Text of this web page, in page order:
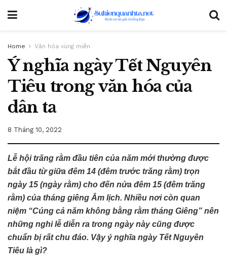
Home Văn hóa vùng miền
Ý nghĩa ngày Tết Nguyên
Tiêu trong văn hóa của
dân ta
8 Tháng 10, 2022
Lễ hội trăng rằm đầu tiên của năm mới thường được
bắt đầu từ giữa đêm 14 (đêm trước trăng rằm) trọn
ngày 15 (ngày rằm) cho đến nửa đêm 15 (đêm trăng
rằm) của tháng giêng Âm lịch. Nhiều nơi còn quan
niệm “Cúng cả năm không bằng rằm tháng Giêng” nên
những nghi lễ diễn ra trong ngày này cũng được
chuẩn bị rất chu đáo. Vậy ý nghĩa ngày Tết Nguyên
Tiêu là gì?